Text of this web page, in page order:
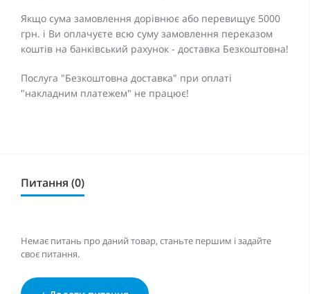
Якщо сума замовлення дорівнює або перевищує 5000
грн. і Ви оплачуєте всю суму замовлення переказом
коштів на банківський рахунок - доставка Безкоштовна!
Послуга "Безкоштовна доставка" при оплаті
"накладним платежем" не працює!
Питання (0)
Немає питань про даний товар, станьте першим і задайте
своє питання.